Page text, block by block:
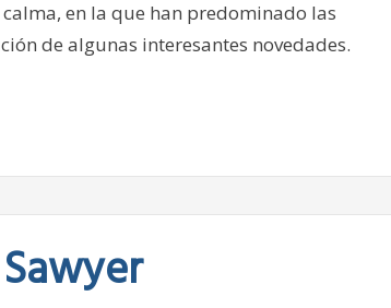
en la que han predominado las
de algunas interesantes novedades.